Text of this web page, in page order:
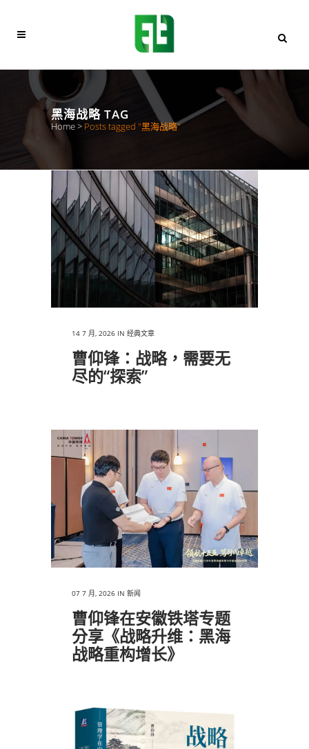
黑海战略 TAG
Home> Posts tagged "黑海战略"
14 7 月, 2026 IN 经典文章
曹仰锋：战略，需要无
尽的“探索”
07 7 月, 2026 IN 新闻
曹仰锋在安徽铁塔专题
分享《战略升维：黑海
战略重构增长》